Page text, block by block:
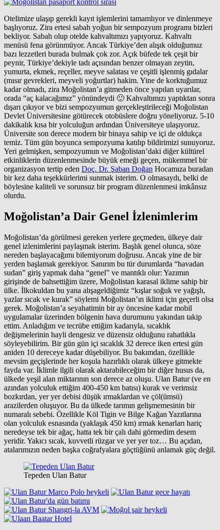
Otelimize ulaşıp gerekli kayıt işlemlerini tamamlıyor ve dinlenmeye
başlıyoruz. Zira ertesi sabah yoğun bir sempozyum programı bizleri
bekliyor. Sabah olup otelde kahvaltımızı yapıyoruz. Kahvaltı
menüsü fena görünmüyor. Ancak Türkiye’den alışık olduğumuz
bazı lezzetleri burada bulmak çok zor. Açık büfede tek çeşit bir
peynir, Türkiye’dekiyle tadı açısından benzer olmayan zeytin,
yumurta, ekmek, reçeller, meyve salatası ve çeşitli işlenmiş gıdalar
(mısır gevrekleri, meyveli yoğurtlar) hakim. Yine de korktuğumuz
kadar olmadı, zira Moğolistan’a gitmeden önce yapılan uyarılar,
orada “aç kalacağımız” yönündeydi 🙂 Kahvaltımızı yaptıktan sonra
dışarı çıkıyor ve bizi sempozyumun gerçekleştirileceği Moğolistan
Devlet Üniversitesine götürecek otobüslere doğru yöneliyoruz. 5-10
dakikalık kısa bir yolculuğun ardından Üniversiteye ulaşıyoruz.
Üniversite son derece modern bir binaya sahip ve içi de oldukça
temiz. Tüm gün boyunca sempozyuma katılıp bildirimizi sunuyoruz.
Yeri gelmişken, sempozyumun ve Moğolistan’daki diğer kültürel
etkinliklerin düzenlenmesinde büyük emeği geçen, mükemmel bir
organizasyon tertip eden Doç. Dr. Şaban Doğan Hocamıza buradan
bir kez daha teşekkürlerimi sunmak isterim. O olmasaydı, belki de
böylesine kaliteli ve sorunsuz bir program düzenlenmesi imkânsız
olurdu.
Moğolistan’a Dair Genel İzlenimlerim
Moğolistan’da görülmesi gereken yerlere geçmeden, ülkeye dair
genel izlenimlerini paylaşmak isterim. Başlık genel olunca, söze
nereden başlayacağımı bilemiyorum doğrusu. Ancak yine de bir
yerden başlamak gerekiyor. Sanırım bu tür durumlarda “havadan
sudan” giriş yapmak daha “genel” ve mantıklı olur: Yazımın
girişinde de bahsettiğim üzere, Moğolistan karasal iklime sahip bir
ülke. İlkokuldan bu yana alışageldiğimiz “kışlar soğuk ve yağışlı,
yazlar sıcak ve kurak” söylemi Moğolistan’ın iklimi için geçerli olsa
gerek. Moğolistan’a seyahatimin bir ay öncesine kadar mobil
uygulamalar üzerinden bölgenin hava durumunu yakından takip
ettim. Anladığım ve tecrübe ettiğim kadarıyla, sıcaklık
değişmelerinin hayli dengesiz ve düzensiz olduğunu rahatlıkla
söyleyebilirim. Bir gün gün içi sıcaklık 32 derece iken ertesi gün
aniden 10 dereceye kadar düşebiliyor. Bu bakımdan, özellikle
mevsim geçişlerinde her koşula hazırlıklı olarak ülkeye gitmekte
fayda var. İklimle ilgili olarak aktarabileceğim bir diğer husus da,
ülkede yeşil alan miktarının son derece az oluşu. Ulan Batur (ve en
azından yolculuk ettiğim 400-450 km batısı) kurak ve verimsiz
bozkırdan, yer yer debisi düşük ırmaklardan ve çöl(ümsü)
arazilerden oluşuyor. Bu da ülkede tarımın gelişmemesinin bir
numaralı sebebi. Özellikle Köl Tigin ve Bilge Kağan Yazıtlarına
olan yolculuk esnasında (yaklaşık 450 km) ırmak kenarları hariç
neredeyse tek bir ağaç, hatta tek bir çalı dahi görmedim desem
yeridir. Yakıcı sıcak, kuvvetli rüzgar ve yer yer toz… Bu açıdan,
atalarımızın neden başka coğrafyalara göçtüğünü anlamak güç değil.
Tepeden Ulan Batur